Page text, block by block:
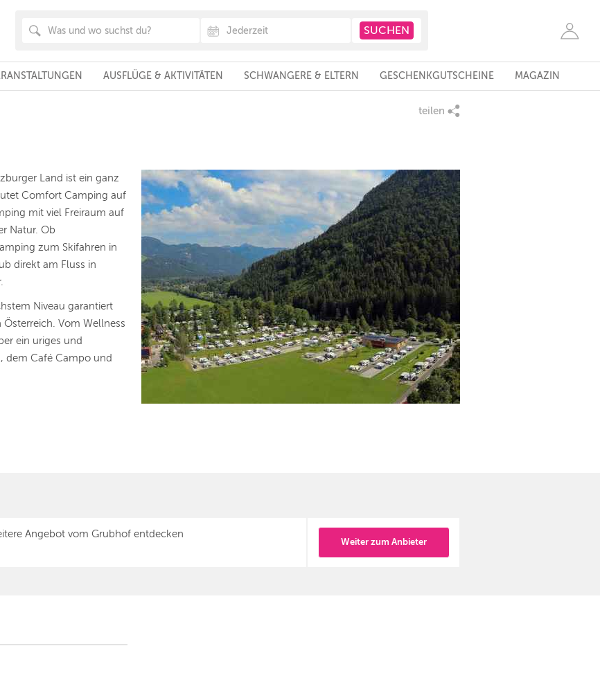
AUSFLÜGE & AKTIVITÄTEN SCHWANGERE & ELTERN GESCHENKGUTSCHEINE MAGAZIN
teilen
Land ist ein ganz
Comfort Camping auf
mit viel Freiraum auf
Natur. Ob
zum Skifahren in
direkt am Fluss in
Niveau garantiert
Vom Wellness
ein uriges und
dem Café Campo und
Angebot vom Grubhof entdecken
Weiter zum Anbieter